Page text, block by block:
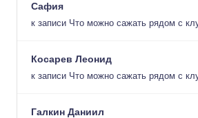
Сафия
к записи Что можно сажать рядом с
Косарев Леонид
к записи Что можно сажать рядом с
Галкин Даниил